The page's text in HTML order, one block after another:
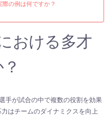
の例は何ですか？
おける多才
手が試合の中で複数の役割を効果
はチームのダイナミクスを向上